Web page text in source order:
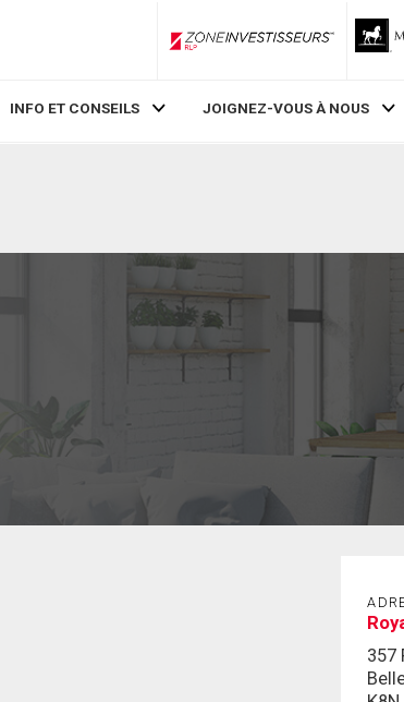
ZoneInvestisseurs RLP
INFO ET CONSEILS JOIGNEZ-VOUS À NOUS
357